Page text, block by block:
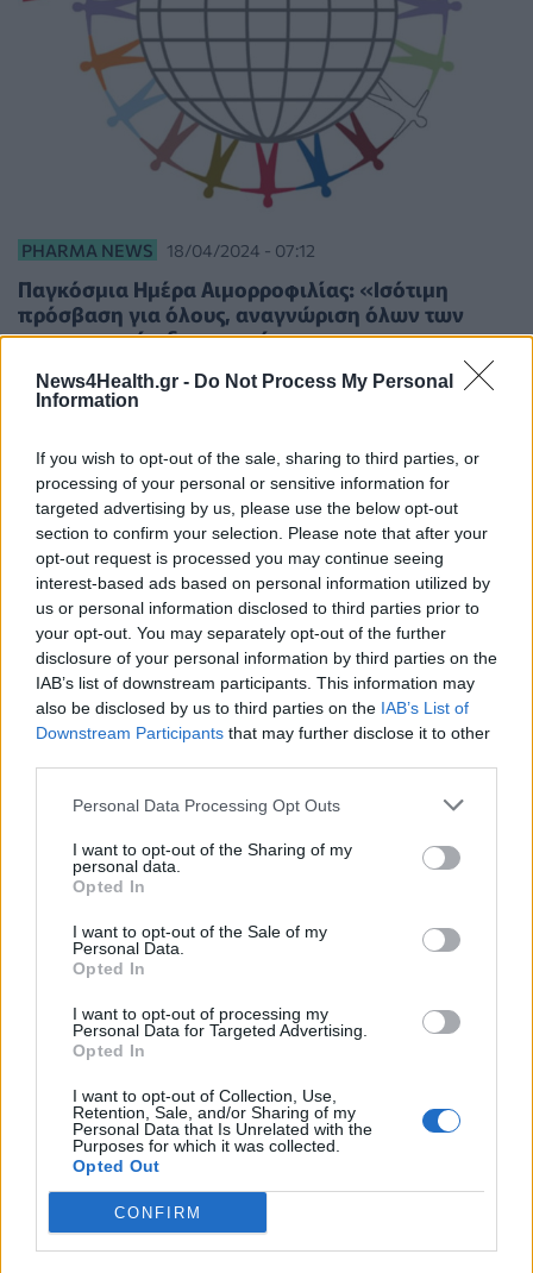
News4Health.gr - Do Not Process My Personal
Information
If you wish to opt-out of the sale, sharing to third parties, or
processing of your personal or sensitive information for
targeted advertising by us, please use the below opt-out
section to confirm your selection. Please note that after your
opt-out request is processed you may continue seeing
interest-based ads based on personal information utilized by
us or personal information disclosed to third parties prior to
your opt-out. You may separately opt-out of the further
disclosure of your personal information by third parties on the
IAB’s list of downstream participants. This information may
also be disclosed by us to third parties on the IAB’s List of
Downstream Participants that may further disclose it to other
Personal Data Processing Opt Outs
I want to opt-out of the Sharing of my
personal data.
Opted In
I want to opt-out of the Sale of my
Personal Data.
Opted In
I want to opt-out of processing my
Personal Data for Targeted Advertising.
Opted In
I want to opt-out of Collection, Use,
Retention, Sale, and/or Sharing of my
Personal Data that Is Unrelated with the
Purposes for which it was collected.
Opted Out
CONFIRM
PHARMA NEWS 18/04/2024 - 07:12
Παγκόσμια Ημέρα Αιμορροφιλίας: «Ισότιμη
πρόσβαση για όλους, αναγνώριση όλων των
αιμορραγικών διαταραχών»
Ανατρεπτική ταινία από τη Novo Nordisk Hellas
και τη ΣΠΕΑ για την αιμορροφιλία